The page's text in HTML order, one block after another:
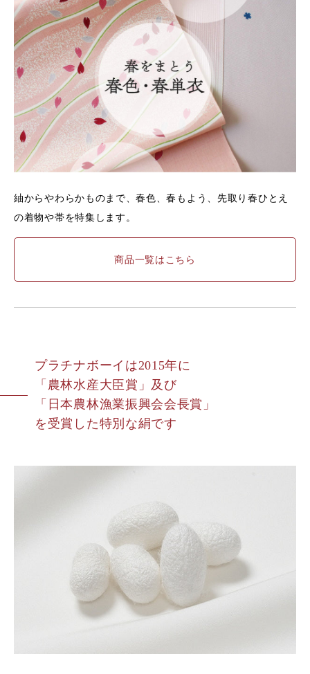
紬からやわらかものまで、春色、春もよう、先取り春ひとえ
の着物や帯を特集します。
商品一覧はこちら
プラチナボーイは2015年に
「農林水産大臣賞」及び
「日本農林漁業振興会会長賞」
を受賞した特別な絹です